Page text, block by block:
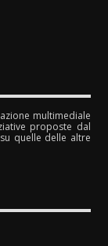
multimediale
proposte dal
quelle delle altre